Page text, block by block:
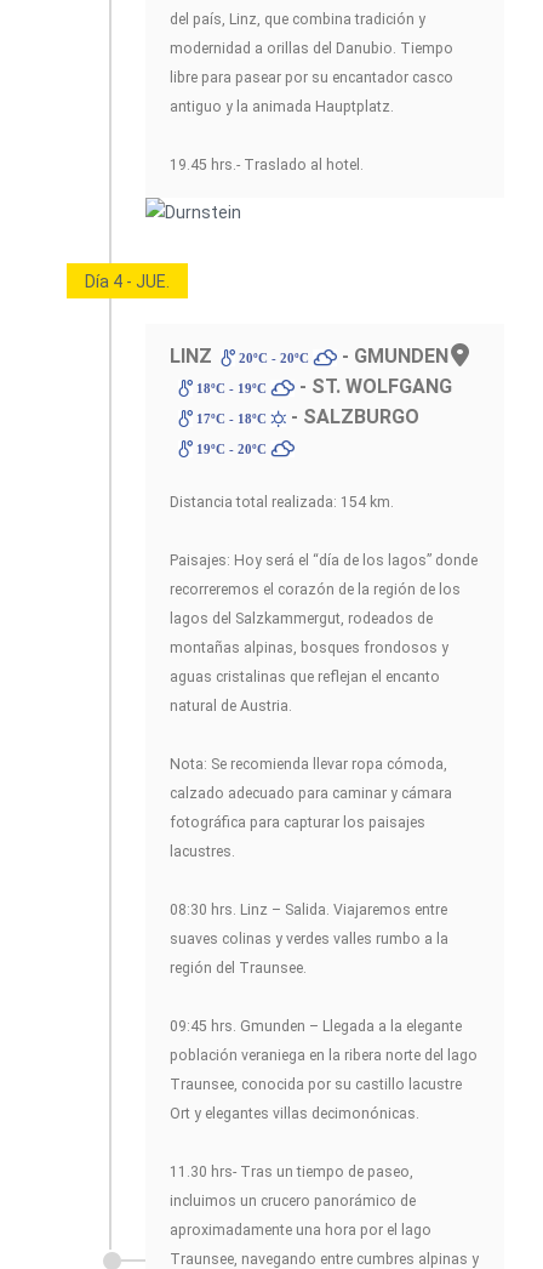
del país, Linz, que combina tradición y
modernidad a orillas del Danubio. Tiempo
libre para pasear por su encantador casco
antiguo y la animada Hauptplatz.
19.45 hrs.- Traslado al hotel.
Día 4 - JUE.
LINZ 20ºC - 20ºC - GMUNDEN
18ºC - 19ºC - ST. WOLFGANG
17ºC - 18ºC - SALZBURGO
19ºC - 20ºC
Distancia total realizada: 154 km.
Paisajes: Hoy será el “día de los lagos” donde
recorreremos el corazón de la región de los
lagos del Salzkammergut, rodeados de
montañas alpinas, bosques frondosos y
aguas cristalinas que reflejan el encanto
natural de Austria.
Nota: Se recomienda llevar ropa cómoda,
calzado adecuado para caminar y cámara
fotográfica para capturar los paisajes
lacustres.
08:30 hrs. Linz – Salida. Viajaremos entre
suaves colinas y verdes valles rumbo a la
región del Traunsee.
09:45 hrs. Gmunden – Llegada a la elegante
población veraniega en la ribera norte del lago
Traunsee, conocida por su castillo lacustre
Ort y elegantes villas decimonónicas.
11.30 hrs- Tras un tiempo de paseo,
incluimos un crucero panorámico de
aproximadamente una hora por el lago
Traunsee, navegando entre cumbres alpinas y